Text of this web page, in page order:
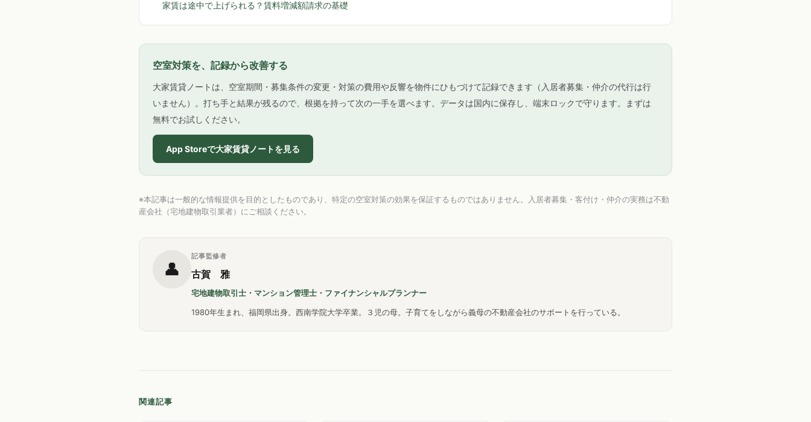
家賃は途中で上げられる？賃料増減額請求の基礎
空室対策を、記録から改善する
大家賃貸ノートは、空室期間・募集条件の変更・対策の費用や反響を物件にひもづけて記録できます（入居者募集・仲介の代行は行
いません）。打ち手と結果が残るので、根拠を持って次の一手を選べます。データは国内に保存し、端末ロックで守ります。まずは
無料でお試しください。
App Storeで大家賃貸ノートを見る
※本記事は一般的な情報提供を目的としたものであり、特定の空室対策の効果を保証するものではありません。入居者募集・客付け・仲介の実務は不動
産会社（宅地建物取引業者）にご相談ください。
👤
記事監修者
古賀 雅
宅地建物取引士・マンション管理士・ファイナンシャルプランナー
1980年生まれ、福岡県出身。西南学院大学卒業。３児の母。子育てをしながら義母の不動産会社のサポートを行っている。
関連記事